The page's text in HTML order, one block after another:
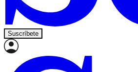
Suscríbete